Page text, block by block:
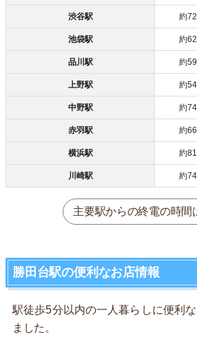
渋谷駅 約
池袋駅 約
品川駅 約
上野駅 約
中野駅 約
赤羽駅 約
横浜駅 約
川崎駅 約
主要駅からの終電の時間
勝田台駅の便利なお店情報
駅徒歩5分以内の一人暮らしに便利
ました。